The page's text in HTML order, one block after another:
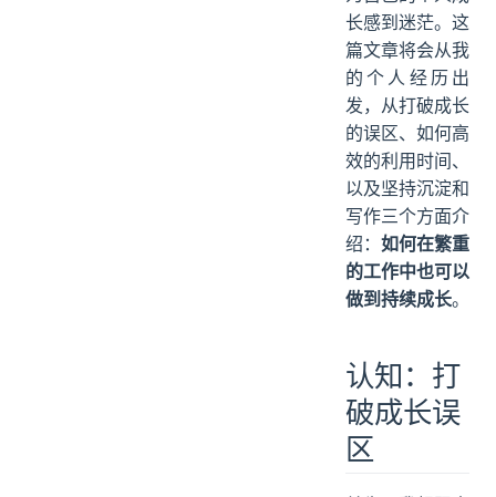
实施：如何高效的利用时间
关于时间的困惑
常见的时间管理法
记录：提醒事项
整理：优先级 & 制定计划
技巧：高效沟通
技巧：碎片时间
长感到迷茫。这
篇文章将会从我
的个人经历出
发，从打破成长
的误区、如何高
效的利用时间、
以及坚持沉淀和
写作三个方面介
绍： 如何在繁重
的工作中也可以
做到持续成长。
认知：打
破成长误
区